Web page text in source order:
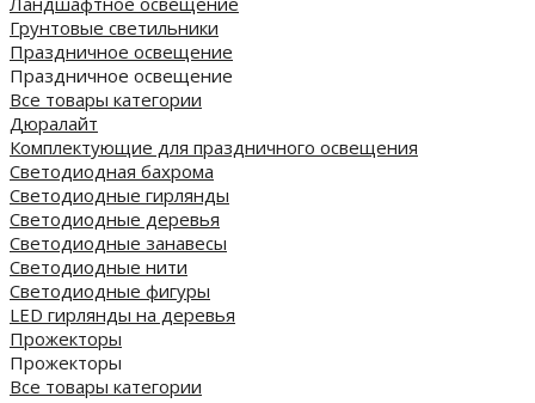
Грунтовые светильники
Праздничное освещение
Праздничное освещение
Все товары категории
Дюралайт
Комплектующие для праздничного освещения
Светодиодная бахрома
Светодиодные гирлянды
Светодиодные деревья
Светодиодные занавесы
Светодиодные нити
Светодиодные фигуры
LED гирлянды на деревья
Прожекторы
Прожекторы
Все товары категории